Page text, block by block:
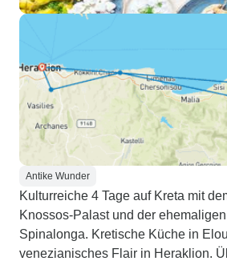
Antike Wunder
Kulturreiche 4 Tage auf Kreta mit
Knossos-Palast und der
Spinalonga. Kretische Küche in
venezianisches Flair in Heraklion.